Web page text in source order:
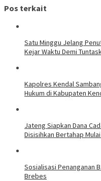
Pos terkait
Satu Minggu Jelang
Kejar Waktu Demi
Kapolres Kendal
Hukum di Kabupaten
Jateng Siapkan Dana
Disisihkan Bertahap
Sosialisasi Penanganan
Brebes